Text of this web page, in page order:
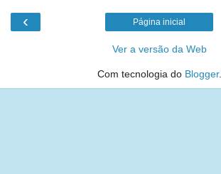
‹ Página inicial
Ver a versão da Web
Com tecnologia do Blogger.